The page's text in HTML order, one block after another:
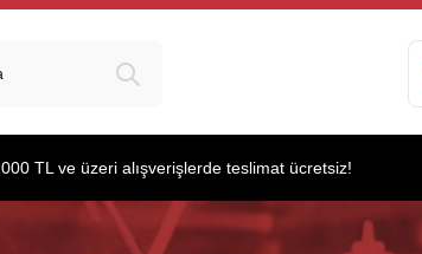
TL ve üzeri alışverişlerde teslimat ücretsiz!